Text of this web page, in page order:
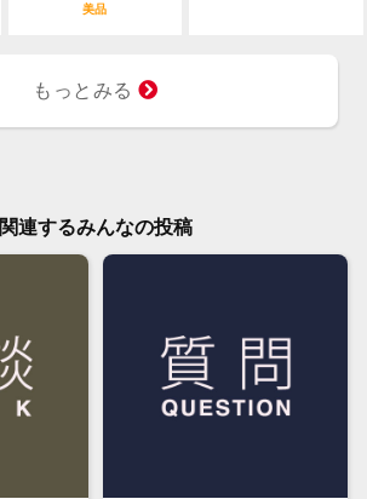
美品
もっとみる
関連するみんなの投稿